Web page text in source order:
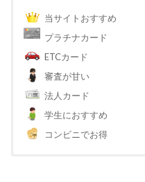
当サイトおすすめ
プラチナカード
ETCカード
審査が甘い
法人カード
学生におすすめ
コンビニでお得